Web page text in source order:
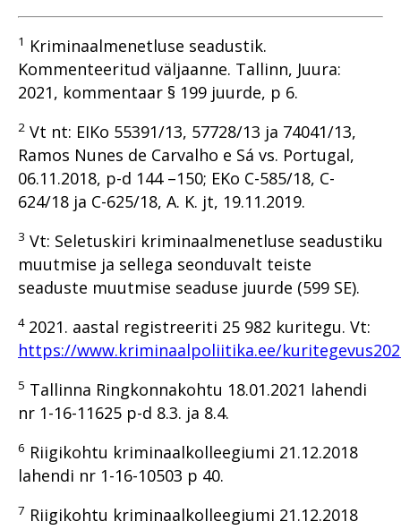
1 Kriminaalmenetluse seadustik.
Kommenteeritud väljaanne. Tallinn, Juura:
2021, kommentaar § 199 juurde, p 6.
2 Vt nt: EIKo 55391/13, 57728/13 ja 74041/13,
Ramos Nunes de Carvalho e Sá vs. Portugal,
06.11.2018, p-d 144 –150; EKo C-585/18, C-
624/18 ja C-625/18, A. K. jt, 19.11.2019.
3 Vt: Seletuskiri kriminaalmenetluse seadustiku
muutmise ja sellega seonduvalt teiste
seaduste muutmise seaduse juurde (599 SE).
4 2021. aastal registreeriti 25 982 kuritegu. Vt:
https://www.kriminaalpoliitika.ee/
5 Tallinna Ringkonnakohtu 18.01.2021 lahendi
nr 1-16-11625 p-d 8.3. ja 8.4.
6 Riigikohtu kriminaalkolleegiumi 21.12.2018
lahendi nr 1-16-10503 p 40.
7 Riigikohtu kriminaalkolleegiumi 21.12.2018